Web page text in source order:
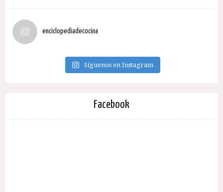
enciclopediadecocina
Síguenos en Instagram
Facebook